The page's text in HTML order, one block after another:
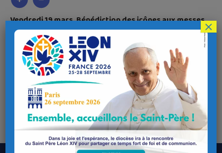
Vendredi 19 mars, Bénédiction des icônesaux messes
de 6h30 et 9h à Saint Louis
Accueillez saint Joseph chez vous pendant une semaine avec
un livret pour prier chaque jour
à compter des messes du 20 mars et du 21 mars
Pour vous inscrire, merci de téléphoner au secrétariat de la
paroisse
à Claire du mardi au vendredi de 9h à 12h au 02 98 44 14 08
ou paroisse-brest-centre@wanadoo.fr
×